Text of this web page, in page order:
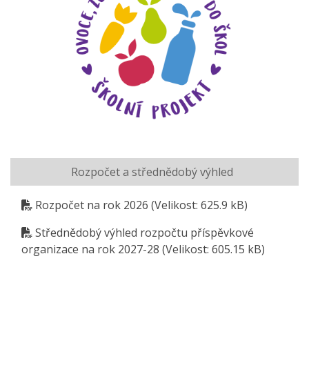
Rozpočet a střednědobý výhled
Rozpočet na rok 2026 (Velikost: 625.9 kB)
Střednědobý výhled rozpočtu příspěvkové
organizace na rok 2027-28 (Velikost: 605.15 kB)